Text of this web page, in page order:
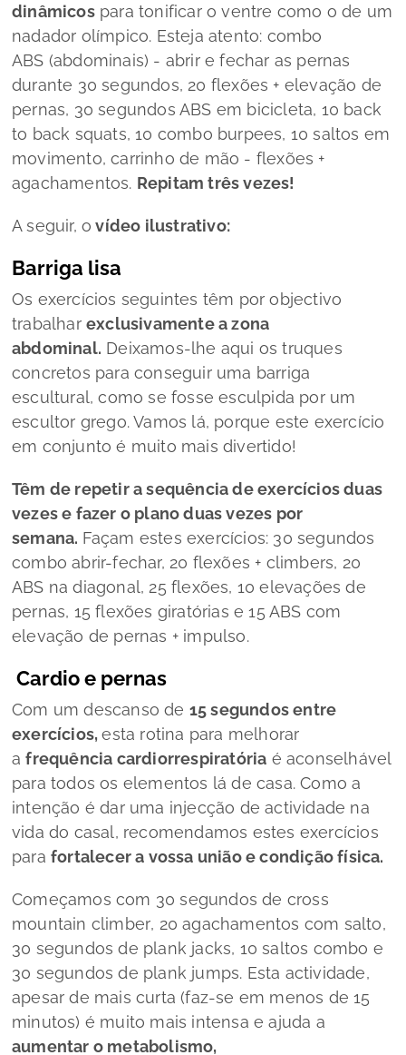
dinâmicospara tonificar o ventre como o de um
nadador olímpico. Esteja atento: combo
ABS (abdominais) - abrir e fechar as pernas
durante 30 segundos, 20 flexões + elevação de
pernas, 30 segundos ABS em bicicleta, 10 back
to back squats, 10 combo burpees, 10 saltos em
movimento, carrinho de mão - flexões +
agachamentos. Repitam três vezes!
A seguir, o vídeo ilustrativo:
Barriga lisa
Os exercícios seguintes têm por objectivo
trabalhar exclusivamente a zona
abdominal. Deixamos-lhe aqui os truques
concretos para conseguir uma barriga
escultural, como se fosse esculpida por um
escultor grego. Vamos lá, porque este exercício
em conjunto é muito mais divertido!
Têm de repetir a sequência de exercícios duas
vezes e fazer o plano duas vezes por
semana. Façam estes exercícios: 30 segundos
combo abrir-fechar, 20 flexões + climbers, 20
ABS na diagonal, 25 flexões, 10 elevações de
pernas, 15 flexões giratórias e 15 ABS com
elevação de pernas + impulso.
Cardio e pernas
Com um descanso de 15 segundos entre
exercícios,esta rotina para melhorar
afrequência cardiorrespiratória é aconselhável
para todos os elementos lá de casa. Como a
intenção é dar uma injecção de actividade na
vida do casal, recomendamos estes exercícios
para fortalecer a vossa união e condição física.
Começamos com 30 segundos de cross
mountain climber, 20 agachamentos com salto,
30 segundos de plank jacks, 10 saltos combo e
30 segundos de plank jumps. Esta actividade,
apesar de mais curta (faz-se em menos de 15
minutos) é muito mais intensa e ajuda a
aumentar o metabolismo,